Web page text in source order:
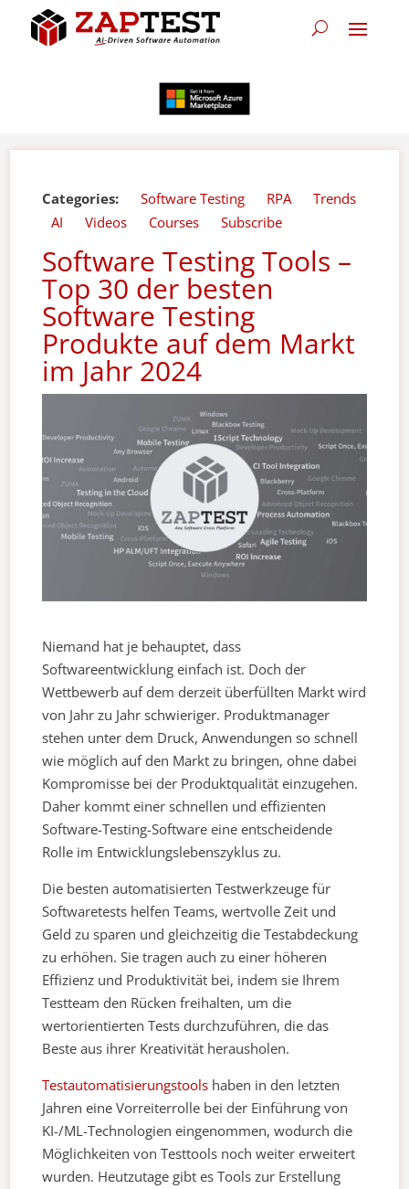
Categories: Software Testing RPA
Trends
AI
Videos Courses Subscribe
Software Testing Tools –
Top 30 der besten
Software Testing
Produkte auf dem Markt
im Jahr 2024
Niemand hat je behauptet, dass
Softwareentwicklung einfach ist. Doch der
Wettbewerb auf dem derzeit überfüllten Markt wird
von Jahr zu Jahr schwieriger. Produktmanager
stehen unter dem Druck, Anwendungen so schnell
wie möglich auf den Markt zu bringen, ohne dabei
Kompromisse bei der Produktqualität einzugehen.
Daher kommt einer schnellen und effizienten
Software-Testing-Software eine entscheidende
Rolle im Entwicklungslebenszyklus zu.
Die besten automatisierten Testwerkzeuge für
Softwaretests helfen Teams, wertvolle Zeit und
Geld zu sparen und gleichzeitig die Testabdeckung
zu erhöhen. Sie tragen auch zu einer höheren
Effizienz und Produktivität bei, indem sie Ihrem
Testteam den Rücken freihalten, um die
wertorientierten Tests durchzuführen, die das
Beste aus ihrer Kreativität herausholen.
Testautomatisierungstools haben in den letzten
Jahren eine Vorreiterrolle bei der Einführung von
KI-/ML-Technologien eingenommen, wodurch die
Möglichkeiten von Testtools noch weiter erweitert
wurden. Heutzutage gibt es Tools zur Erstellung